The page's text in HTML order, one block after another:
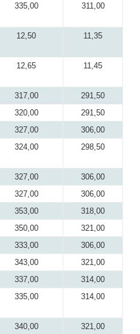
335,00 311,00
12,50 11,35
12,65 11,45
317,00
291,50
320,00
291,50
327,00
306,00
324,00 298,50
327,00
306,00
327,00
306,00
353,00
318,00
350,00
321,00
333,00
306,00
343,00
321,00
337,00
314,00
335,00 314,00
340,00 321,00